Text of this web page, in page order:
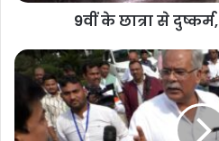
Buland media
9वीं के छात्रा से
वरिष्ठ
एवं
पत्रकार
सुनील